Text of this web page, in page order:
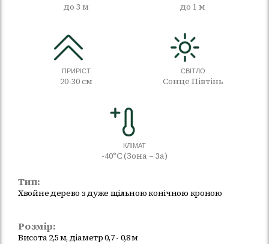
до 3 м до 1 м
ПРИРІСТ
20-30 см
СВІТЛО
Сонце Півтінь
КЛІМАТ
-40°C (Зона – 3а)
Тип:
Хвойне дерево з дуже щільною конічною кроною
Розмір:
Висота 2,5 м, діаметр 0,7 - 0,8 м